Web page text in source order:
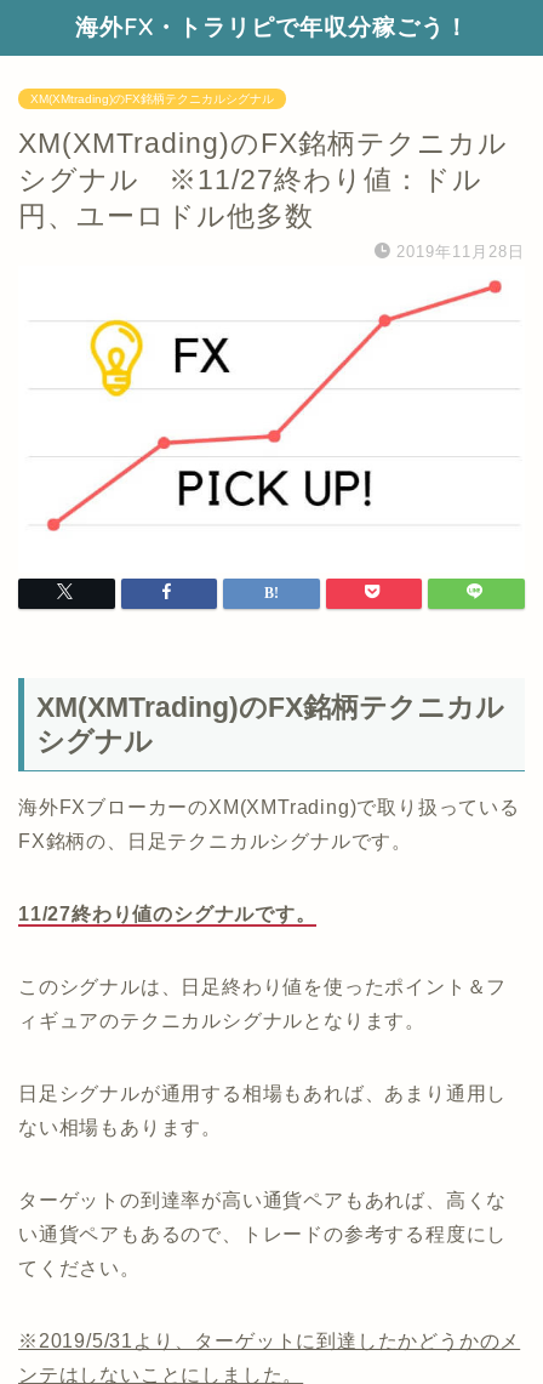
海外FX・トラリピで年収分稼ごう！
XM(XMtrading)のFX銘柄テクニカルシグナル
XM(XMTrading)のFX銘柄テクニカル
シグナル ※11/27終わり値：ドル
円、ユーロドル他多数
2019年11月28日
XM(XMTrading)のFX銘柄テクニカル
シグナル
海外FXブローカーのXM(XMTrading)で取り扱っている
FX銘柄の、日足テクニカルシグナルです。
11/27終わり値のシグナルです。
このシグナルは、日足終わり値を使ったポイント＆フ
ィギュアのテクニカルシグナルとなります。
日足シグナルが通用する相場もあれば、あまり通用し
ない相場もあります。
ターゲットの到達率が高い通貨ペアもあれば、高くな
い通貨ペアもあるので、トレードの参考する程度にし
てください。
※2019/5/31より、ターゲットに到達したかどうかのメ
ンテはしないことにしました。